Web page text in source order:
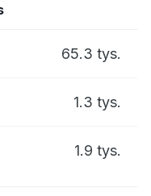
65.3 tys.
1.3 tys.
1.9 tys.